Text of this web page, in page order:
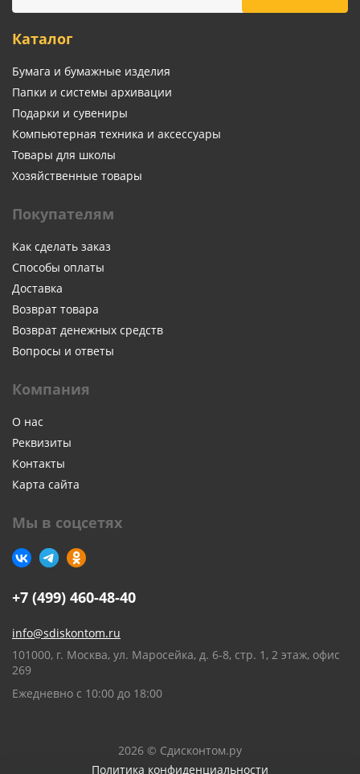
Каталог
Бумага и бумажные изделия
Папки и системы архивации
Подарки и сувениры
Компьютерная техника и аксессуары
Товары для школы
Хозяйственные товары
Покупателям
Как сделать заказ
Способы оплаты
Доставка
Возврат товара
Возврат денежных средств
Вопросы и ответы
Компания
О нас
Реквизиты
Контакты
Карта сайта
Мы в соцсетях
+7 (499) 460-48-40
info@sdiskontom.ru
101000, г. Москва, ул. Маросейка, д. 6-8, стр. 1, 2 этаж, офис
269
Ежедневно с 10:00 до 18:00
2026 © Сдисконтом.ру
Политика конфиденциальности